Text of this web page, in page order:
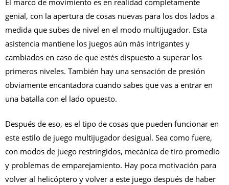
genial, con la apertura de cosas nuevas para los dos lados a
medida que subes de nivel en el modo multijugador. Esta
asistencia mantiene los juegos aún más intrigantes y
cambiados en caso de que estés dispuesto a superar los
primeros niveles. También hay una sensación de presión
obviamente encantadora cuando sabes que vas a entrar en
una batalla con el lado opuesto.
Después de eso, es el tipo de cosas que pueden funcionar en
este estilo de juego multijugador desigual. Sea como fuere,
con modos de juego restringidos, mecánica de tiro promedio
y problemas de emparejamiento. Hay poca motivación para
volver al helicóptero y volver a este juego después de haber